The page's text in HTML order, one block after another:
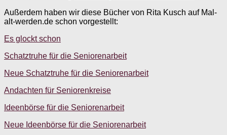
Außerdem haben wir diese Bücher von Rita Kusch auf Mal-
alt-werden.de schon vorgestellt:
Es glockt schon
Schatztruhe für die Seniorenarbeit
Neue Schatztruhe für die Seniorenarbeit
Andachten für Seniorenkreise
Ideenbörse für die Seniorenarbeit
Neue Ideenbörse für die Seniorenarbeit